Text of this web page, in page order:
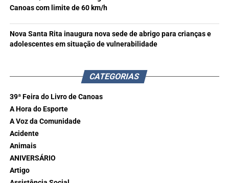
Canoas com limite de 60 km/h
Nova Santa Rita inaugura nova sede de abrigo para crianças e
adolescentes em situação de vulnerabilidade
CATEGORIAS
39ª Feira do Livro de Canoas
A Hora do Esporte
A Voz da Comunidade
Acidente
Animais
ANIVERSÁRIO
Artigo